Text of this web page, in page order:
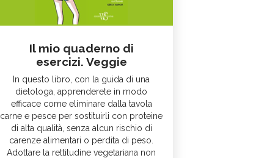
Il mio quaderno di
esercizi. Veggie
In questo libro, con la guida di una
dietologa, apprenderete in modo
efficace come eliminare dalla tavola
carne e pesce per sostituirli con proteine
di alta qualità, senza alcun rischio di
carenze alimentari o perdita di peso.
Adottare la rettitudine vegetariana non